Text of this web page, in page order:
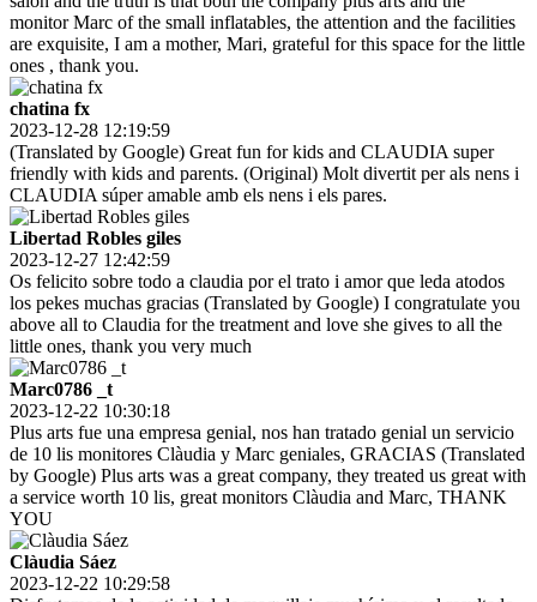
monitor Marc of the small inflatables, the attention and the facilities
are exquisite, I am a mother, Mari, grateful for this space for the little
ones , thank you.
chatina fx
2023-12-28 12:19:59
(Translated by Google) Great fun for kids and CLAUDIA super
friendly with kids and parents. (Original) Molt divertit per als nens i
CLAUDIA súper amable amb els nens i els pares.
Libertad Robles giles
2023-12-27 12:42:59
Os felicito sobre todo a claudia por el trato i amor que leda atodos
los pekes muchas gracias (Translated by Google) I congratulate you
above all to Claudia for the treatment and love she gives to all the
little ones, thank you very much
Marc0786 _t
2023-12-22 10:30:18
Plus arts fue una empresa genial, nos han tratado genial un servicio
de 10 lis monitores Clàudia y Marc geniales, GRACIAS (Translated
by Google) Plus arts was a great company, they treated us great with
a service worth 10 lis, great monitors Clàudia and Marc, THANK
YOU
Clàudia Sáez
2023-12-22 10:29:58